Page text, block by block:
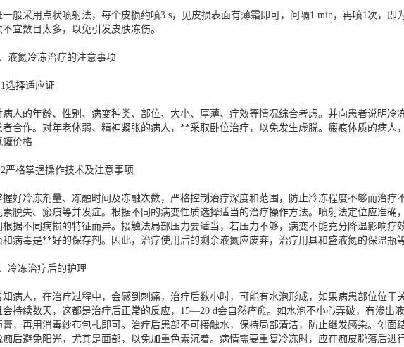
一般采用点状喷射法，每个皮损约喷3 s，见皮损表面有薄霜即可，问隔1 min，再喷1次，
不宜数目太多，以免引发皮肤冻伤。
液氮冷冻治疗的注意事项
选择适应证
病人的年龄、性别、病变种类、部位、大小、厚薄、疗效等情况综合考虑。并向患者说明冷
者合作。对年老体弱、精神紧张的病人，**采取卧位治疗，以免发生虚脱。瘢痕体质的病人
罐价格
严格掌握操作技术及注意事项
握好冷冻剂量、冻融时间及冻融次数，严格控制治疗深度和范围，防止冷冻程度不够而治疗
素脱失、瘢痕等并发症。根据不同的病变性质选择适当的治疗操作方法。喷射法定位应准确
根据不同病损的特征而异。接触法局部压力要适当，若压力不够，病变不能充分降温影响疗
和病毒是**好的保存剂。因此，治疗使用后的剩余液氮应废弃，治疗用具和盛液氮的保温瓶
冷冻治疗后的护理
知病人，在治疗过程中，会感到刺痛，治疗后数小时，可能有水泡形成，如果病患部位位于
会持续数天，这都是治疗后正常的反应，15—20 d会自然痊愈。如水泡不小心弄破，有渗出
膏，再用消毒纱布包扎即可。治疗后患部不可接触水，保持局部清洁，防止继发感染。创面
痂后避免阳光，尤其是面部，以免加重色素沉着。病情需要重复冷冻时，应在痂皮脱落后进行